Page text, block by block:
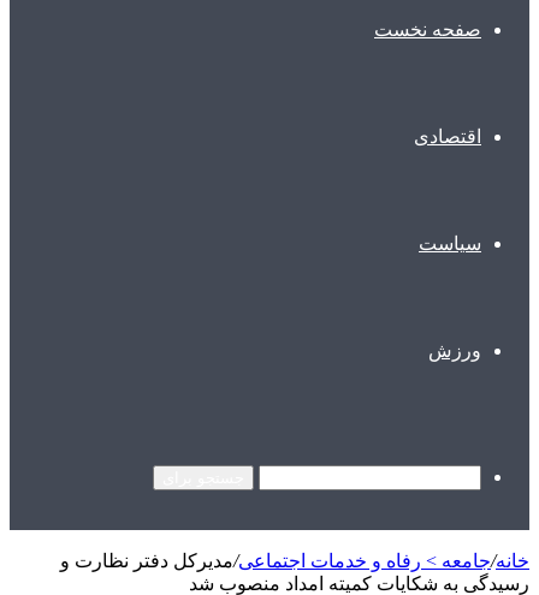
صفحه نخست
اقتصادی
سیاست
ورزش
خانه/جامعه > رفاه و خدمات اجتماعی/مدیرکل دفتر نظارت و
رسیدگی به شکایات کمیته امداد منصوب شد